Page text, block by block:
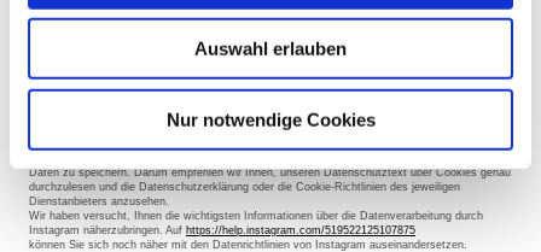
Auswahl erlauben
Nur notwendige Cookies
USA) gelten nach derzeitigem europäischen Datenschutzrecht als nicht sicher. Daten an
unsichere Drittstaaten dürfen also nicht einfach übertragen, dort gespeichert und verarbeitet
werden, sofern es keine passenden Garantien (wie etwa EU-Standardvertragsklauseln)
zwischen uns und dem außereuropäischen Dienstleister gibt.
(Art. 6 Abs. 1 lit. a DSGVO). Grundsätzlich werden Ihre Daten auch auf
Grundlage unseres berechtigten Interesses(Art. 6 Abs. 1 lit. f DSGVO)
Daten zu speichern. Darum empfehlen wir Ihnen, unseren Datenschutztext über Cookies genau
durchzulesen und die Datenschutzerklärung oder die Cookie-Richtlinien des jeweiligen
Dienstanbieters anzusehen.
Wir haben versucht, Ihnen die wichtigsten Informationen über die Datenverarbeitung durch
Instagram näherzubringen. Auf https://help.instagram.com/519522125107875
können Sie sich noch näher mit den Datenrichtlinien von Instagram auseinandersetzen.